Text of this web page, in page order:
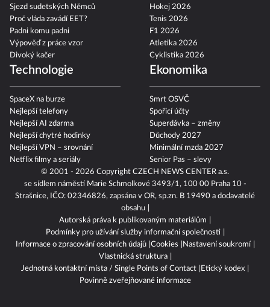
© 2001 - 2026 Copyright CZECH NEWS CENTER a.s.
se sídlem náměstí Marie Schmolkové 3493/1, 100 00 Praha 10 -
Strašnice, IČO: 02346826, zapsána v OR, sp.zn. B 19490 a dodavatelé
obsahu
Autorská práva k publikovaným materiálům
Podmínky pro užívání služby informační společnosti
Informace o zpracování osobních údajů Cookies
Nastavení soukromí
Vlastnická struktura
Jednotná kontaktní místa / Single Points of Contact
Etický kodex
Povinně zveřejňované informace
Sjezd sudetských Němců
Proč vláda zavádí EET?
Padni komu padni
Výpověď z práce vzor
Divoký kačer
Hokej 2026
Tenis 2026
F1 2026
Atletika 2026
Cyklistika 2026
Technologie
SpaceX na burze
Nejlepší telefony
Nejlepší AI zdarma
Nejlepší chytré hodinky
Nejlepší VPN – srovnání
Netflix filmy a seriály
Ekonomika
Smrt OSVČ
Spořicí účty
Superdávka – změny
Důchody 2027
Minimální mzda 2027
Senior Pas – slevy